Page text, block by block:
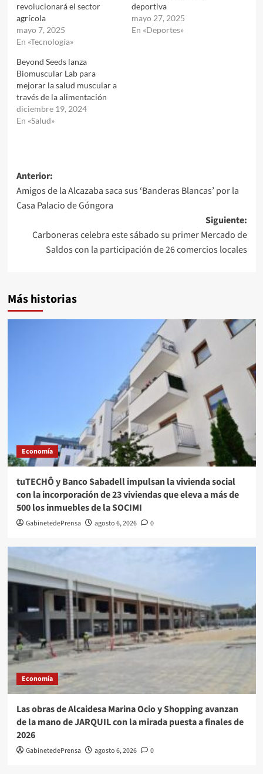
revolucionará el sector
agrícola
mayo 7, 2025
En «Tecnología»
deportiva
mayo 27, 2025
En «Deportes»
Beyond Seeds lanza
Biomuscular Lab para
mejorar la salud muscular a
través de la alimentación
diciembre 19, 2024
En «Salud»
Navegación
de
entradas
Anterior:
Amigos de la Alcazaba saca sus ‘Banderas Blancas’ por la
Casa Palacio de Góngora
Siguiente:
Carboneras celebra este sábado su primer Mercado de
Saldos con la participación de 26 comercios locales
Más historias
Economía
tuTECHÔ y Banco Sabadell impulsan la vivienda social
con la incorporación de 23 viviendas que eleva a más de
500 los inmuebles de la SOCIMI
GabinetedePrensa agosto 6, 2026 0
Economía
Las obras de Alcaidesa Marina Ocio y Shopping avanzan
de la mano de JARQUIL con la mirada puesta a finales de
2026
GabinetedePrensa agosto 6, 2026 0